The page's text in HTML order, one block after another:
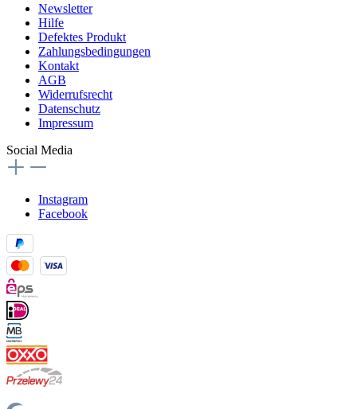
Newsletter
Hilfe
Defektes Produkt
Zahlungsbedingungen
Kontakt
AGB
Widerrufsrecht
Datenschutz
Impressum
Social Media
Instagram
Facebook